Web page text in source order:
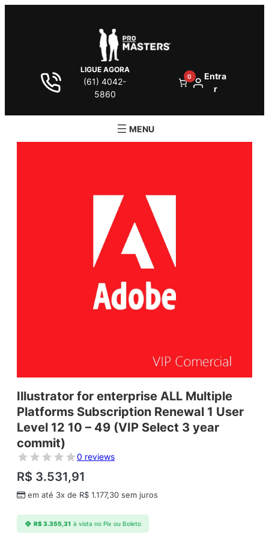
LIGUE AGORA
(61) 4042-
5860
0
Entra
r
Illustrator for enterprise ALL Multiple
Platforms Subscription Renewal 1 User
Level 12 10 – 49 (VIP Select 3 year
commit)
0 reviews
R$ 3.531,91
em até 3x de R$ 1.177,30 sem juros
R$3.355,31 à vista no Pix ou Boleto